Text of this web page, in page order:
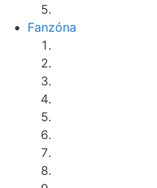
Fanzóna